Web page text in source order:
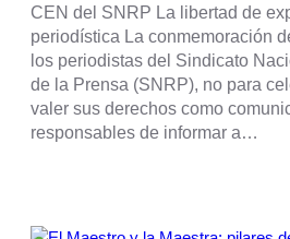
CEN del SNRP La libertad de
periodística La conmemoración
los periodistas del Sindicato
de la Prensa (SNRP), no para
valer sus derechos como
responsables de informar a…